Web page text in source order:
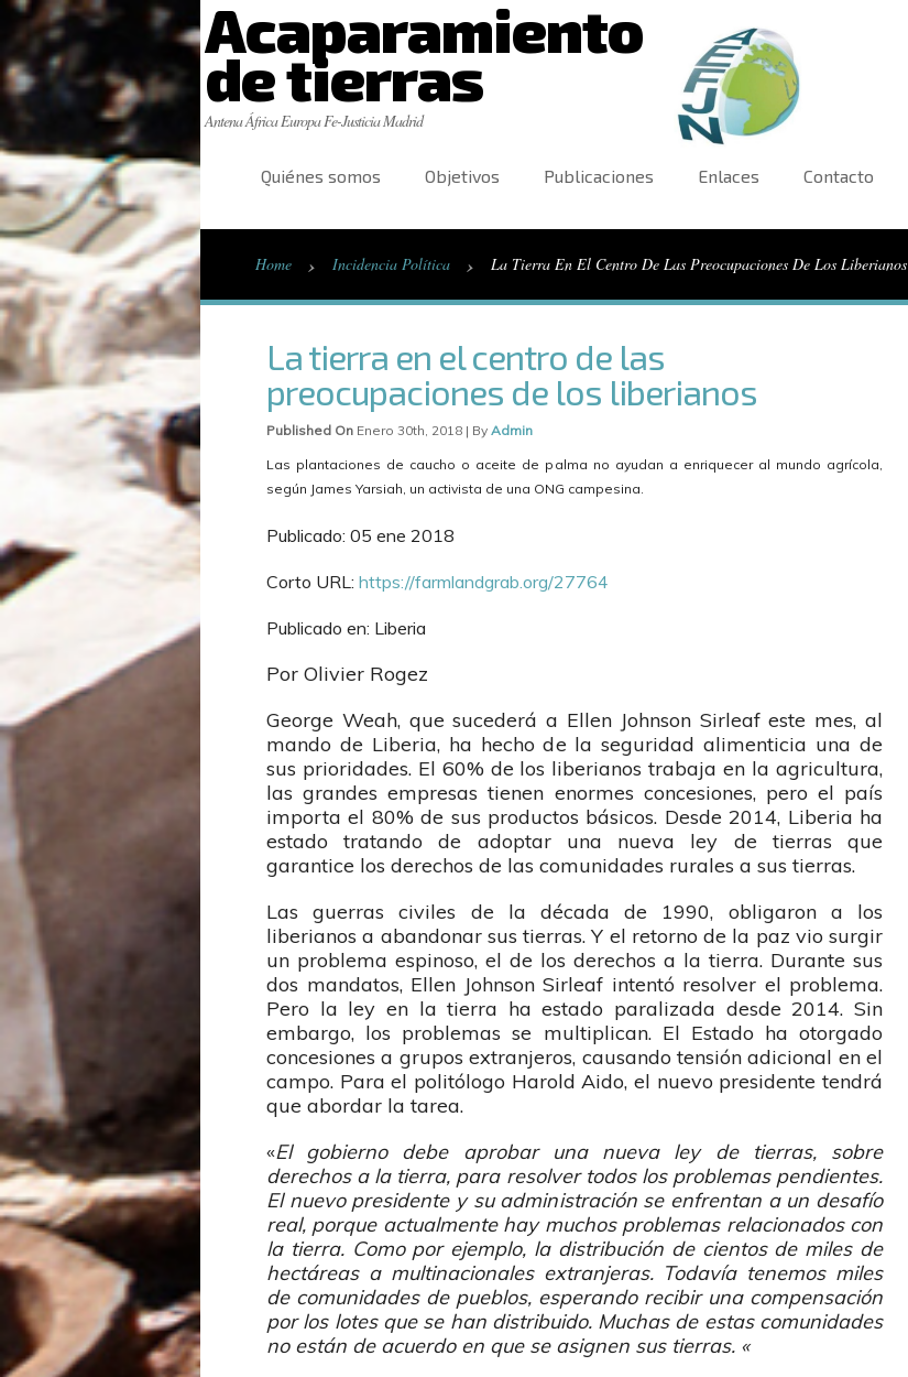
Acaparamiento
de tierras
Antena África Europa Fe-Justicia Madrid
Quiénes somos Objetivos Publicaciones Enlaces Contacto
Home › Incidencia Política › La Tierra En El Centro De Las Preocupaciones De Los Liberianos
La tierra en el centro de las
preocupaciones de los liberianos
Published On Enero 30th, 2018 | By Admin
Las plantaciones de caucho o aceite de palma no ayudan a enriquecer al mundo agrícola,
según James Yarsiah, un activista de una ONG campesina.
Publicado: 05 ene 2018
Corto URL: https://farmlandgrab.org/27764
Publicado en: Liberia
Por Olivier Rogez
George Weah, que sucederá a Ellen Johnson Sirleaf este mes, al
mando de Liberia, ha hecho de la seguridad alimenticia una de
sus prioridades. El 60% de los liberianos trabaja en la agricultura,
las grandes empresas tienen enormes concesiones, pero el país
importa el 80% de sus productos básicos. Desde 2014, Liberia ha
estado tratando de adoptar una nueva ley de tierras que
garantice los derechos de las comunidades rurales a sus tierras.
Las guerras civiles de la década de 1990, obligaron a los
liberianos a abandonar sus tierras. Y el retorno de la paz vio surgir
un problema espinoso, el de los derechos a la tierra. Durante sus
dos mandatos, Ellen Johnson Sirleaf intentó resolver el problema.
Pero la ley en la tierra ha estado paralizada desde 2014. Sin
embargo, los problemas se multiplican. El Estado ha otorgado
concesiones a grupos extranjeros, causando tensión adicional en el
campo. Para el politólogo Harold Aido, el nuevo presidente tendrá
que abordar la tarea.
«El gobierno debe aprobar una nueva ley de tierras, sobre
derechos a la tierra, para resolver todos los problemas pendientes.
El nuevo presidente y su administración se enfrentan a un desafío
real, porque actualmente hay muchos problemas relacionados con
la tierra. Como por ejemplo, la distribución de cientos de miles de
hectáreas a multinacionales extranjeras. Todavía tenemos miles
de comunidades de pueblos, esperando recibir una compensación
por los lotes que se han distribuido. Muchas de estas comunidades
no están de acuerdo en que se asignen sus tierras. «